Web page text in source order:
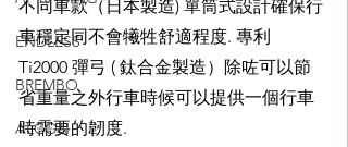
ENDLESS
BREMBO
ALCON
不同車款（日本製造) 單筒式設計確保行
車穩定同不會犧牲舒適程度. 專利
Ti2000 彈弓 ( 鈦合金製造）除咗可以節
省重量之外行車時候可以提供一個行車
時需要的韌度.